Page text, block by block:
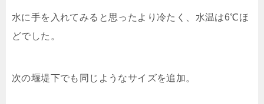
水に手を入れてみると思ったより冷たく、水温は6℃ほ
どでした。
次の堰堤下でも同じようなサイズを追加。